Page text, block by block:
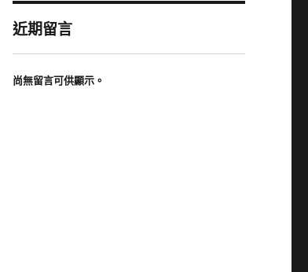
近期留言
尚無留言可供顯示。